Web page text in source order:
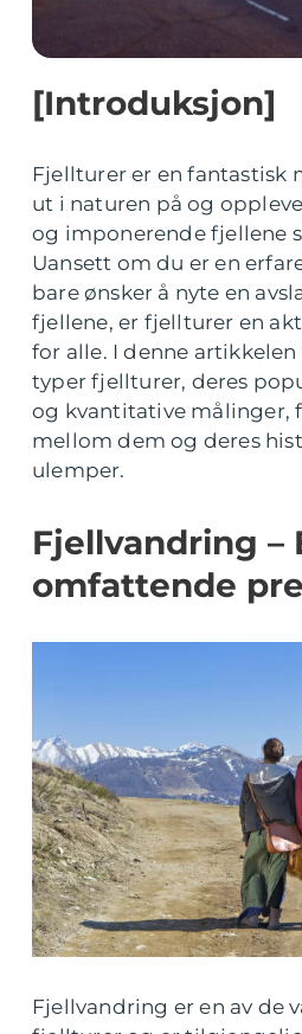
[Introduksjon]
Fjellturer er en fantastisk
ut i naturen på og
og imponerende fjellene
Uansett om du er en
bare ønsker å nyte en
fjellene, er fjellturer en
for alle. I denne
typer fjellturer, deres
og kvantitative målinger,
mellom dem og deres
ulemper.
Fjellvandring –
omfattende
Fjellvandring er en av de